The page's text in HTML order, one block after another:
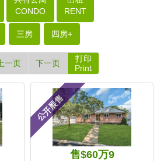
CONDO
RENT
三房 四房+
上一页 下一页
打印
Print
公开展售
售$60万9